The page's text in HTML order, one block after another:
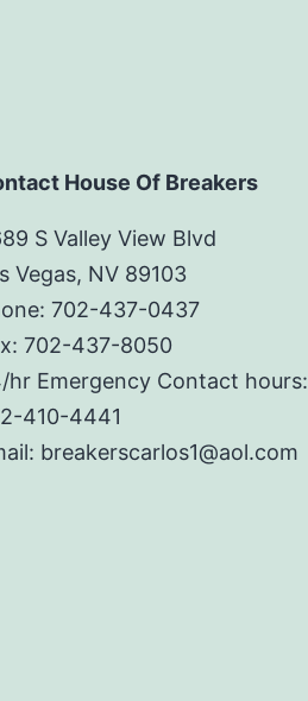
House Of Breakers
S Valley View Blvd
Vegas, NV 89103
702-437-0437
702-437-8050
hr Emergency Contact hours:
410-4441
breakerscarlos1@aol.com